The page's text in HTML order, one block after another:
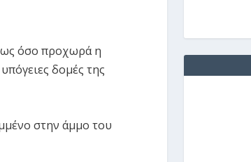
όσο προχωρά η
δομές της
στην άμμο του